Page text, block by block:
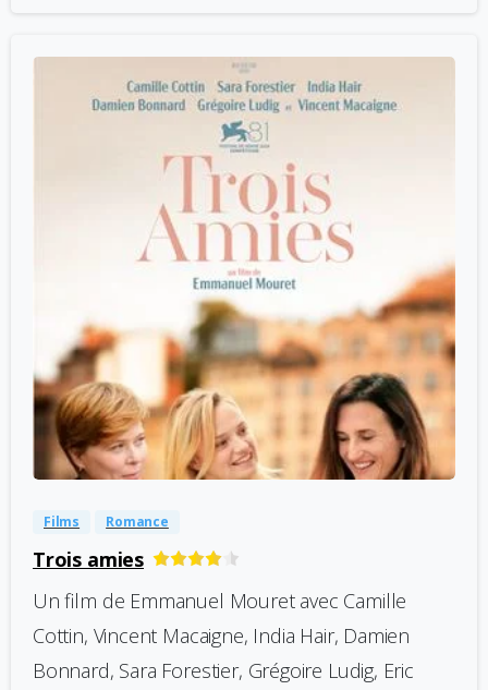
0 -
Films Romance
Trois amies
Un film de Emmanuel Mouret avec Camille
Cottin, Vincent Macaigne, India Hair, Damien
Bonnard, Sara Forestier, Grégoire Ludig, Eric